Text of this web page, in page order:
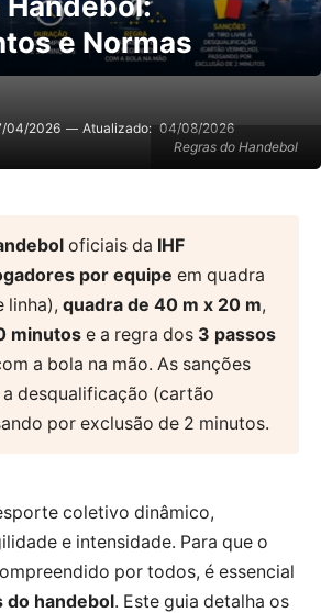
Regras do Handebol
e Normas
04/2026 Atualizado: 04/08/2026
oficiais da IHF
por equipe em quadra
linha), quadra de 40 m x 20 m,
minutose a regra dos 3 passos
a bola na mão. As sanções
desqualificação (cartão
por exclusão de 2 minutos.
coletivo dinâmico,
e intensidade. Para que o
por todos, é essencial
do handebol. Este guia detalha os